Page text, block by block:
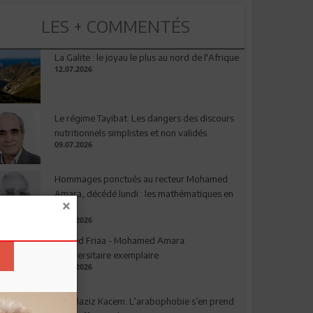
LES + COMMENTÉS
La Galite : le joyau le plus au nord de l'Afrique
12.07.2026
Le régime Tayibat: Les dangers des discours
nutritionnels simplistes et non validés
09.07.2026
Hommages ponctués au recteur Mohamed
Amara, décédé lundi : les mathématiques en
deuil
03.08.2026
Ahmed Friaa - Mohamed Amara:
l’Universitaire exemplaire
04.08.2026
Abdelaziz Kacem: L’arabophobie s’en prend